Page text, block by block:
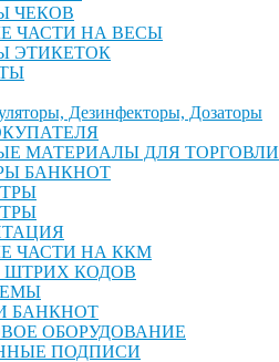
ЧЕКОВ
ЧАСТИ НА ВЕСЫ
ЭТИКЕТОК
Дезинфекторы, Дозаторы
МАТЕРИАЛЫ ДЛЯ ТОРГОВЛИ
БАНКНОТ
ЧАСТИ НА ККМ
ШТРИХ КОДОВ
БАНКНОТ
ОБОРУДОВАНИЕ
ПОДПИСИ